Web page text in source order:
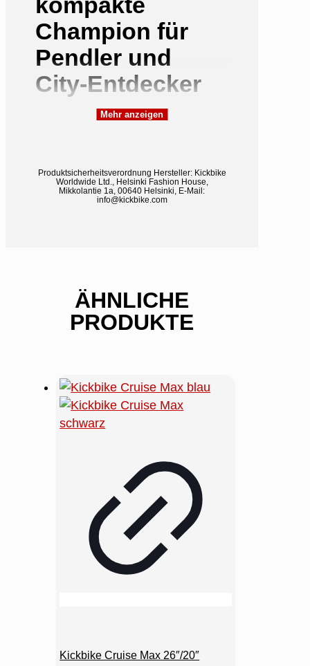
Champion für
Pendler und
City-Entdecker
jede Situation
flach verstauen.
Multimodal unterwegs:Ob in
Schreibtisch im Büro – das
CliX passt sich deinem
Lebensstil an.
Faltrollern seiner Klasse und
lässt sich mühelos tragen,
wenn es mal über Treppen
geht.
Ergonomie und
Trotz seines kompakten Designs
Mehr anzeigen
Produktsicherheitsverordnung Hersteller: Kickbike
Worldwide Ltd., Helsinki Fashion House,
Mikkolantie 1a, 00640 Helsinki, E-Mail:
info@kickbike.com
ÄHNLICHE
PRODUKTE
Kickbike Cruise Max 26″/20″